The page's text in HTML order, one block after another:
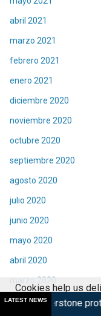
abril 2021
marzo 2021
febrero 2021
enero 2021
diciembre 2020
noviembre 2020
octubre 2020
septiembre 2020
agosto 2020
julio 2020
junio 2020
mayo 2020
abril 2020
marzo 2020
febrero 2020
LATEST NEWS
protagonizará la
Cookies help us
services, you agree